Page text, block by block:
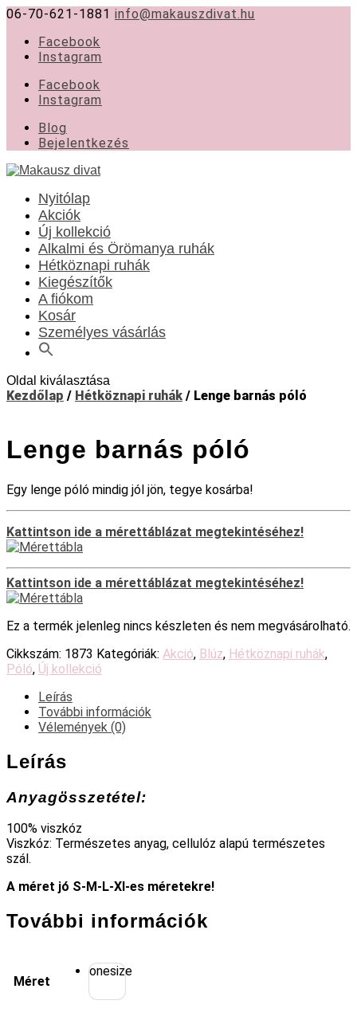
06-70-621-1881 info@makauszdivat.hu
Facebook
Instagram
Facebook
Instagram
Blog
Bejelentkezés
Nyitólap
Akciók
Új kollekció
Alkalmi és Örömanya ruhák
Hétköznapi ruhák
Kiegészítők
A fiókom
Kosár
Személyes vásárlás
Oldal kiválasztása
Kezdőlap / Hétköznapi ruhák / Lenge barnás póló
Lenge barnás póló
Egy lenge póló mindig jól jön, tegye kosárba!
Kattintson ide a mérettáblázat megtekintéséhez!
Kattintson ide a mérettáblázat megtekintéséhez!
Ez a termék jelenleg nincs készleten és nem megvásárolható.
Cikkszám: 1873 Kategóriák: Akció, Blúz, Hétköznapi ruhák,
Póló, Új kollekció
Leírás
További információk
Vélemények (0)
Leírás
Anyagösszetétel:
100% viszkóz
Viszkóz: Természetes anyag, cellulóz alapú természetes
szál.
A méret jó S-M-L-Xl-es méretekre!
További információk
Méret
onesize